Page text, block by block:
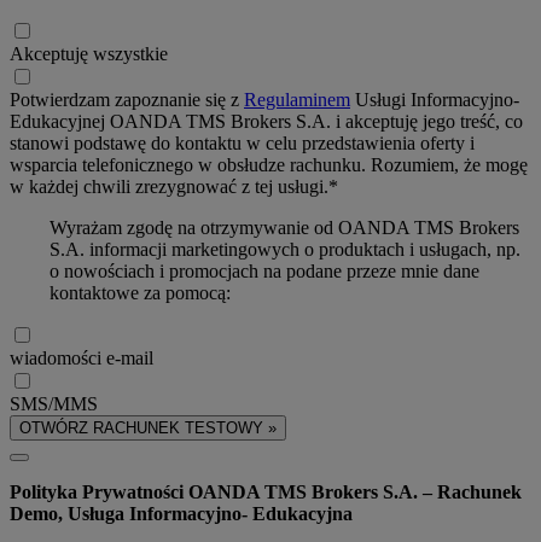
Akceptuję wszystkie
Potwierdzam zapoznanie się z Regulaminem Usługi Informacyjno-
Edukacyjnej OANDA TMS Brokers S.A. i akceptuję jego treść, co
stanowi podstawę do kontaktu w celu przedstawienia oferty i
wsparcia telefonicznego w obsłudze rachunku. Rozumiem, że mogę
w każdej chwili zrezygnować z tej usługi.*
Wyrażam zgodę na otrzymywanie od OANDA TMS Brokers
S.A. informacji marketingowych o produktach i usługach, np.
o nowościach i promocjach na podane przeze mnie dane
kontaktowe za pomocą:
wiadomości e-mail
SMS/MMS
OTWÓRZ RACHUNEK TESTOWY »
Polityka Prywatności OANDA TMS Brokers S.A. – Rachunek
Demo, Usługa Informacyjno- Edukacyjna